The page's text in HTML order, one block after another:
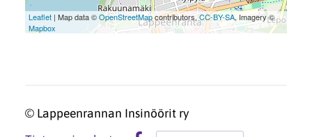
Leaflet| Map data ©OpenStreetMapcontributors,CC-BY-SA, Imagery ©
Mapbox
© Lappeenrannan Insinöörit ry